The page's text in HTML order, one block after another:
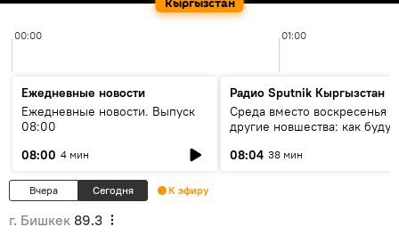
00:00 01:00
Ежедневные новости
Ежедневные новости. Выпуск
08:00
08:00 4 мин
Радио Sputnik Кыргызстан
Среда вместо воскресенья и
другие новшества: как будут
08:04 38 мин
Вчера Сегодня К эфиру
г. Бишкек 89.3